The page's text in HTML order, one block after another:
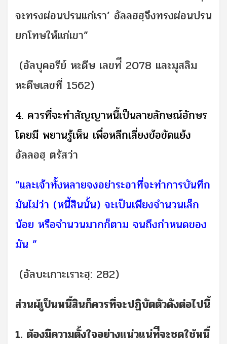
จะทรงผ่อนปรนแก่เรา’ อัลลฮฮฺจึงทรงผ่อนปรน
ยกโทษให้แก่เขา”
(อัลบุคอรีย์ หะดีษ เลขท่ี 2078 และมุสลิม
หะดีษเลขที่ 1562)
4. ควรที่จะทำสัญญาหนี้เป็นลายลักษณ์อักษร
โดยมี พยานรู้เห็น เพื่อหลีกเลี่ยงข้อขัดแย้ง
อัลลอฮฺ ตรัสว่า
“และเจ้าทั้งหลายจงอย่าระอาที่จะทำการบันทึก
มันไม่ว่า (หนี้สินนั้น) จะเป็นเพียงจำนวนเล็ก
น้อย หรือจำนวนมากก็ตาม จนถึงกำหนดของ
มัน ”
(อัลบะเกาะเราะฮฺ: 282)
ส่วนผ้เูป็นหนี้สินก็ควรที่จะปฏิบัตตัวดังต่อไปนี้
1. ต้องมีความตั้งใจอย่างแน่วแน่ท่ีจะชดใช้หนี้